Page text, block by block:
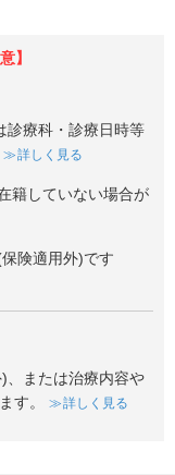
】
診療科・診療日時等
詳しく見る
籍していない場合が
険適用外)です
、または治療内容や
す。
詳しく見る